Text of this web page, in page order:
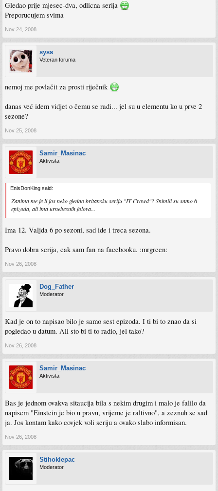
Gledao prije mjesec-dva, odlicna serija
Preporucujem svima
Nov 24, 2008
syss
Veteran foruma
nemoj me povlačit za prosti riječnik
danas već idem vidjet o čemu se radi... jel su u elementu ko u prve 2
sezone?
Nov 25, 2008
Samir_Masinac
Aktivista
EnisDonKing said:
Zanima me je li jos neko gledao britansku seriju "IT Crowd"? Snimili su samo 6
epizoda, ali ima urnebesnih folova...
Ima 12. Valjda 6 po sezoni, sad ide i treca sezona.
Pravo dobra serija, cak sam fan na facebooku. :mrgreen:
Nov 26, 2008
Dog_Father
Moderator
Kad je on to napisao bilo je samo sest epizoda. I ti bi to znao da si
pogledao u datum. Ali sto bi ti to radio, jel tako?
Nov 26, 2008
Samir_Masinac
Aktivista
Bas je jednom ovakva sitaucija bila s nekim drugim i malo je falilo da
napisem "Einstein je bio u pravu, vrijeme je raltivno", a zeznuh se sad
ja. Jos kontam kako covjek voli seriju a ovako slabo informisan.
Nov 26, 2008
Stihoklepac
Moderator